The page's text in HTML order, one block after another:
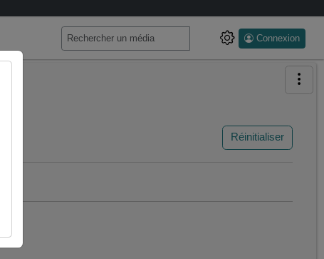
Connexion
Réinitialiser